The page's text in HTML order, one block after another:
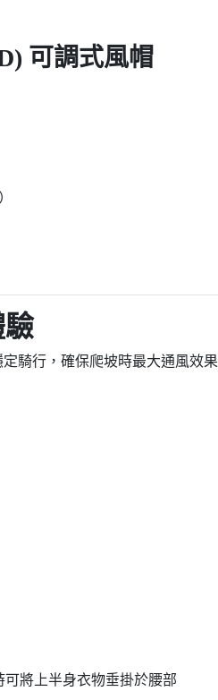
可調式風帽
騎行，確保爬坡時最大通風效果
將上半身衣物垂掛於腰部